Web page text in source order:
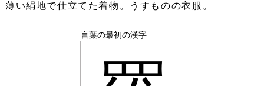
薄い絹地で仕立てた着物。うすものの衣服。
言葉の最初の漢字